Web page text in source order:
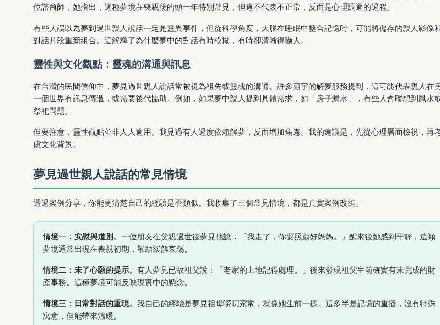
位諮商師，她指出，這種夢境在喪親後的頭一年特別常見，但這不代表不正常，反而是心理調適的過程。
有些人誤以為夢到過世親人說話一定是靈異事件，但從科學角度，大腦在睡眠中整合記憶時，可能將儲存的親人影像
對話片段重新組合。這解釋了為什麼夢中的對話有時模糊，有時卻清晰得嚇人。
靈性與文化觀點：靈魂的溝通與訊息
在台灣的民間信仰中，夢見過世親人說話常被視為祖先或靈魂的溝通。許多廟宇的解夢服務提到，這可能代表親人在
一個世界有訊息傳遞，或需要後代協助。例如，如果夢中親人提到具體需求，如「房子漏水」，有些人會聯想到風水
祭祀問題。
但要注意，靈性觀點並非人人適用。我見過有人過度依賴解夢，反而增加焦慮。我的建議是，先從心理層面檢視，再
慮文化背景。
夢見過世親人說話的常見情境
透過案例分享，你能更清楚自己的經驗是否類似。我收集了三個常見情境，都是真實案例改編。
情境一：安慰與道別 。一位朋友在父親過世後夢見他說：「我走了，你要照顧好媽媽。」醒來後她感到平靜，這類
夢境通常出現在喪親初期，幫助緩解哀傷。
情境二：未了心願的提示。有人夢見已故祖父說：「老家的土地記得處理。」後來發現祖父生前確實有未完成的財
產事務。這種夢境可能反映現實中的懸念。
情境三：日常對話的重現。我自己的經驗是夢見祖母嘮叨家常，就像她生前一樣。這多半是記憶的重播，沒有特殊
寓意，但能帶來溫暖。